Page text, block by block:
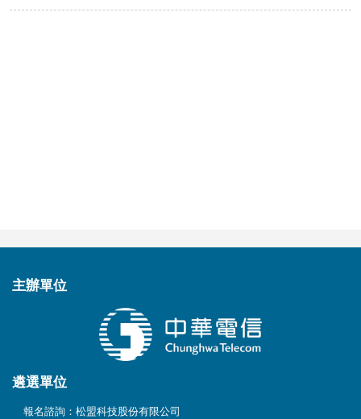
主辦單位
遴選單位
報名諮詢：松盟科技股份有限公司